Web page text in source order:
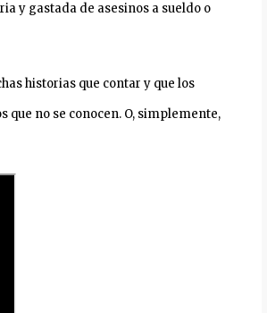
y gastada de asesinos a sueldo o
historias que contar y que los
que no se conocen. O, simplemente,